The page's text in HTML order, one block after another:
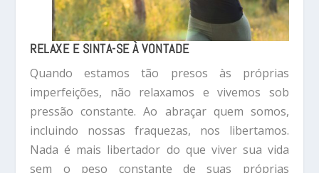
RELAXE E SINTA-SE À VONTADE
Quando estamos tão presos às próprias
imperfeições, não relaxamos e vivemos sob
pressão constante. Ao abraçar quem somos,
incluindo nossas fraquezas, nos libertamos.
Nada é mais libertador do que viver sua vida
sem o peso constante de suas próprias